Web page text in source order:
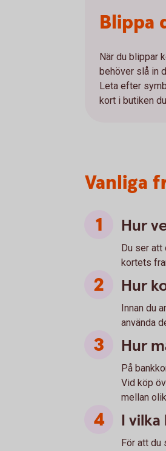
Blippa
När du blippar
behöver slå in
Leta efter
kort i butiken
Vanliga
Hur
Du ser att
kortets
Hur
Innan du
använda
Hur
På
Vid köp
mellan
I
För att du